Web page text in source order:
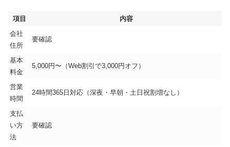
項目
内容
会社
住所
要確認
基本
料金
5,000円〜（Web割引で3,000円オフ）
営業
時間
24時間365日対応（深夜・早朝・土日祝割増なし）
支払
い方
法
要確認